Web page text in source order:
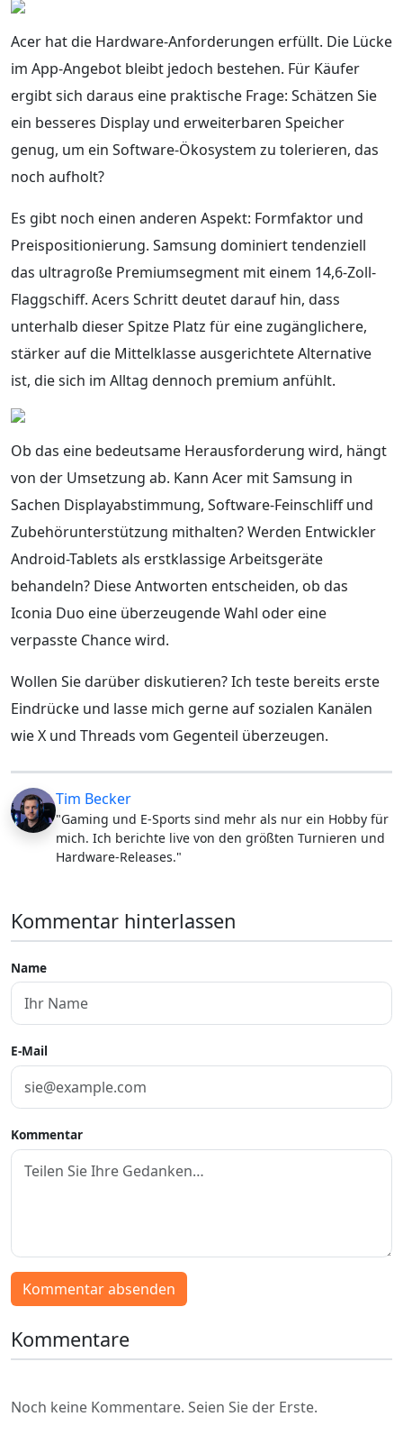
Acer hat die Hardware-Anforderungen erfüllt. Die Lücke
im App-Angebot bleibt jedoch bestehen. Für Käufer
ergibt sich daraus eine praktische Frage: Schätzen Sie
ein besseres Display und erweiterbaren Speicher
genug, um ein Software-Ökosystem zu tolerieren, das
noch aufholt?
Es gibt noch einen anderen Aspekt: Formfaktor und
Preispositionierung. Samsung dominiert tendenziell
das ultragroße Premiumsegment mit einem 14,6-Zoll-
Flaggschiff. Acers Schritt deutet darauf hin, dass
unterhalb dieser Spitze Platz für eine zugänglichere,
stärker auf die Mittelklasse ausgerichtete Alternative
ist, die sich im Alltag dennoch premium anfühlt.
Ob das eine bedeutsame Herausforderung wird, hängt
von der Umsetzung ab. Kann Acer mit Samsung in
Sachen Displayabstimmung, Software-Feinschliff und
Zubehörunterstützung mithalten? Werden Entwickler
Android-Tablets als erstklassige Arbeitsgeräte
behandeln? Diese Antworten entscheiden, ob das
Iconia Duo eine überzeugende Wahl oder eine
verpasste Chance wird.
Wollen Sie darüber diskutieren? Ich teste bereits erste
Eindrücke und lasse mich gerne auf sozialen Kanälen
wie X und Threads vom Gegenteil überzeugen.
Tim Becker
"Gaming und E-Sports sind mehr als nur ein Hobby für
mich. Ich berichte live von den größten Turnieren und
Hardware-Releases."
Kommentar hinterlassen
Name
E-Mail
Kommentar
Kommentar absenden
Kommentare
Noch keine Kommentare. Seien Sie der Erste.